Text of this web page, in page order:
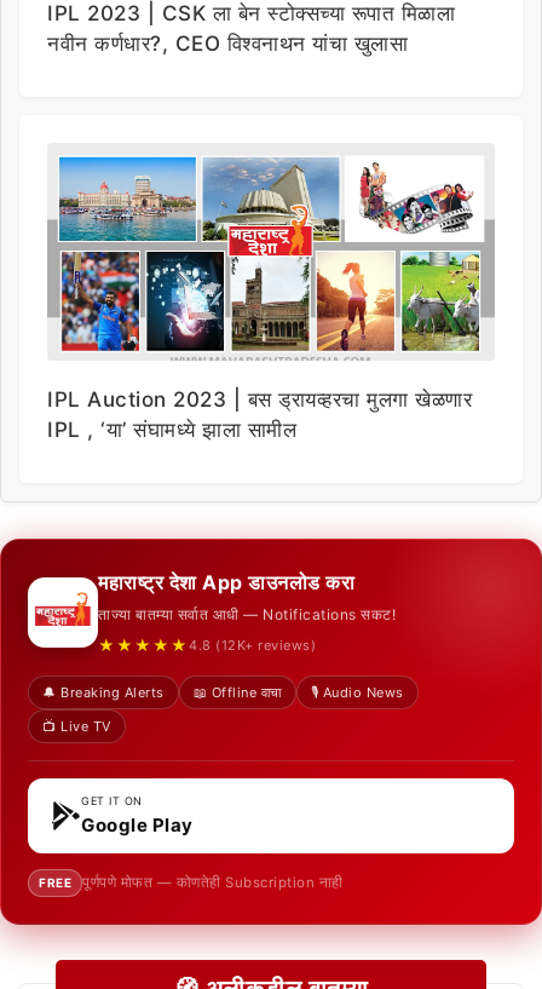
IPL 2023 | CSK ला बेन स्टोक्सच्या रूपात मिळाला
नवीन कर्णधार?, CEO विश्वनाथन यांचा खुलासा
IPL Auction 2023 | बस ड्रायव्हरचा मुलगा खेळणार
IPL , ‘या’ संघामध्ये झाला सामील
महाराष्ट्र देशा App डाउनलोड करा
ताज्या बातम्या सर्वात आधी — Notifications सकट!
★★★★★ 4.8 (12K+ reviews)
🔔 Breaking Alerts 📖 Offline वाचा
🎙️ Audio News
📺 Live TV
GET IT ON
Google Play
FREE पूर्णपणे मोफत — कोणतेही Subscription नाही